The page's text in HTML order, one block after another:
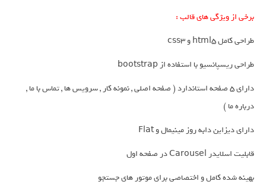
برخی از ویژگی های قالب :
طراحی کامل html5 و css3
طراحی ریسپانسیو با استفاده از bootstrap
دارای 5 صفحه استاندارد ( صفحه اصلی , نمونه کار , سرویس ها , تماس با ما ,
درباره ما‌ )
دارای دیزاین دابه روز مینیمال و Flat
قابلیت اسلایدر Carousel در صفحه اول
بهینه شده کامل و اختصاصی برای موتور های جستجو